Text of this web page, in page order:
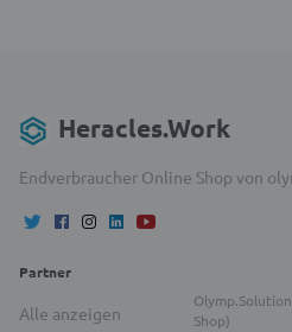
Heracles.Work
Endverbraucher Online Shop von
Partner
Alle anzeigen
Shop)